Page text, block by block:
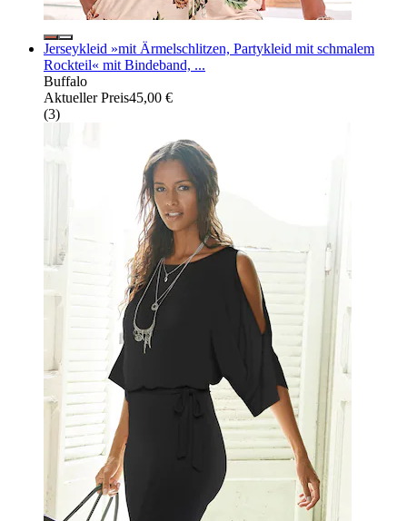
Jerseykleid »mit Ärmelschlitzen, Partykleid mit schmalem
Rockteil« mit Bindeband, ...
Buffalo
Aktueller Preis45,00 €
(3)